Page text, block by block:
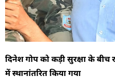
दिनेश गोप को कड़ी सुरक्षा के
में स्थानांतरित किया गया